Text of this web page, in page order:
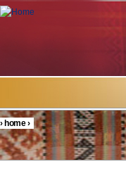
Skip to main content
You are here
›home›